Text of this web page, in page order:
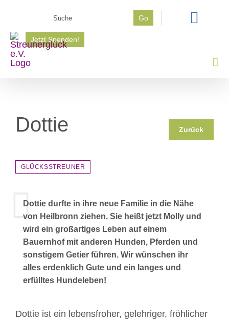
springen
Go
Jetzt Spenden!
Dottie Zurück
GLÜCKSSTREUNER
Dottie durfte in ihre neue Familie in die Nähe
von Heilbronn ziehen. Sie heißt jetzt Molly und
wird ein großartiges Leben auf einem
Bauernhof mit anderen Hunden, Pferden und
sonstigem Getier führen. Wir wünschen ihr
alles erdenklich Gute und ein langes und
erfülltes Hundeleben!
Dottie ist ein lebensfroher, gelehriger, fröhlicher